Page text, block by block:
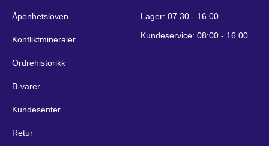
Åpenhetsloven
Konfliktmineraler
Ordrehistorikk
B-varer
Kundesenter
Retur
Lager: 07.30 - 16.00
Kundeservice: 08:00 - 16.00